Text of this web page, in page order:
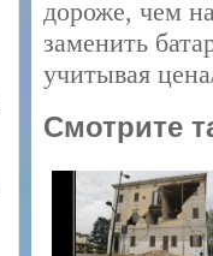
дороже, чем
заменить
учитывая
Смотрите